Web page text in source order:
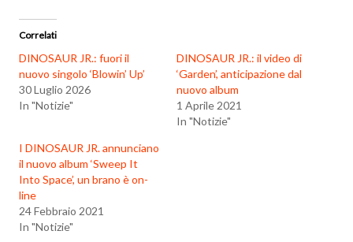
Correlati
DINOSAUR JR.: fuori il
nuovo singolo ‘Blowin’ Up’
30 Luglio 2026
In "Notizie"
DINOSAUR JR.: il video di
‘Garden’, anticipazione dal
nuovo album
1 Aprile 2021
In "Notizie"
I DINOSAUR JR. annunciano
il nuovo album ‘Sweep It
Into Space’, un brano è on-
line
24 Febbraio 2021
In "Notizie"